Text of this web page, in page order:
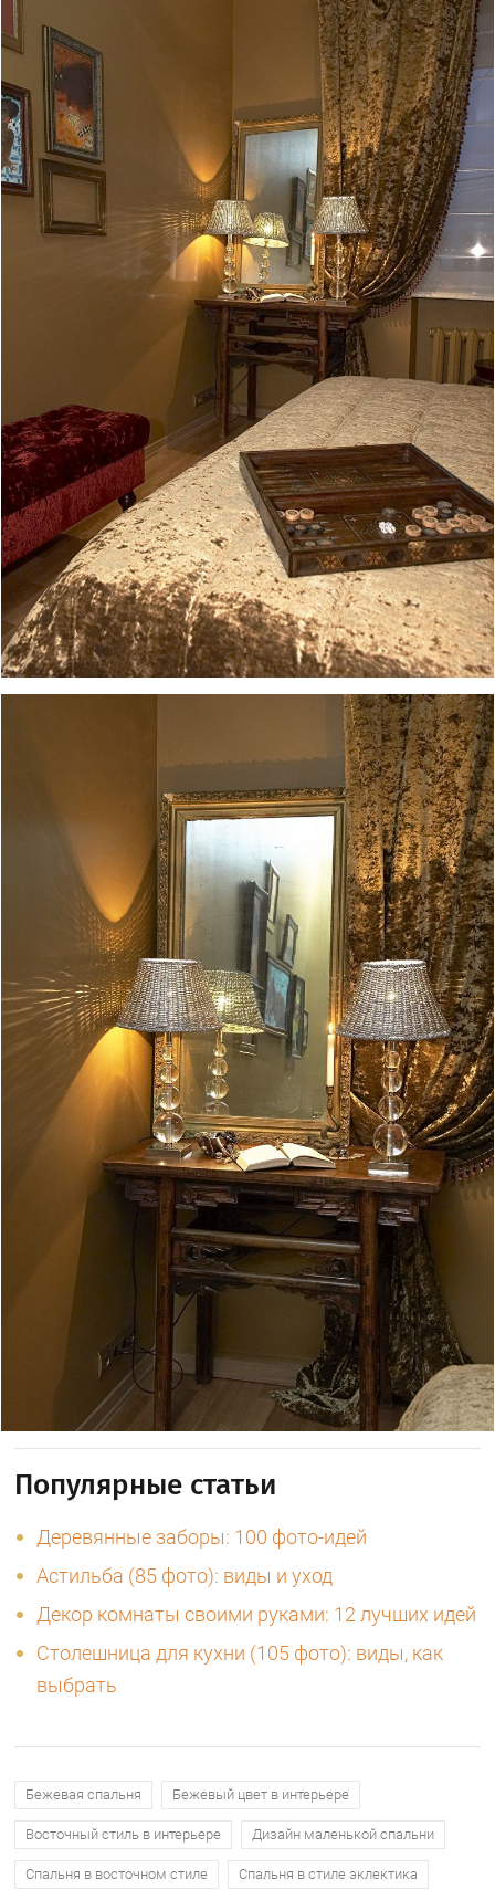
Популярные статьи
Деревянные заборы: 100 фото-идей
Астильба (85 фото): виды и уход
Декор комнаты своими руками: 12 лучших идей
Столешница для кухни (105 фото): виды, как
выбрать
Бежевая спальня Бежевый цвет в интерьере
Восточный стиль в интерьере Дизайн маленькой спальни
Спальня в восточном стиле Спальня в стиле эклектика